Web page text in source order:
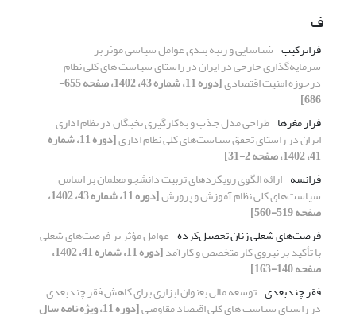
ف
فراترکیب شناسایی و رتبه بندی عوامل سیاسی موثر بر
سرمایه‌گذاری خارجی در ایران در راستای سیاست های کلی نظام
درحوزه امنیت اقتصادی [دوره 11، شماره 43، 1402، صفحه 655-
686]
فرار مغزها طراحی مدل جذب و به‌کارگیری نخبگان در نظام اداری
ایران در راستای تحقق سیاست‌های کلی نظام اداری [دوره 11، شماره
41، 1402، صفحه 2-31]
فرانسه ارائه الگوی رویکردهای تربیت دانشجو معلمان بر اساس
سیاست‌های کلی نظام آموزش و پرورش [دوره 11، شماره 43، 1402،
صفحه 519-560]
فرصت‌های شغلی زنان تحصیل‌کرده عوامل مؤثر بر فرصت‌های شغلی
با تأکید بر نیروی کار متخصص و کارآمد [دوره 11، شماره 41، 1402،
صفحه 140-163]
فقر چندبعدی توسعه مالی بعنوان ابزاری برای کاهش فقر چندبعدی
در راستای سیاست های کلی اقتصاد مقاومتی [دوره 11، ویژه نامه سال